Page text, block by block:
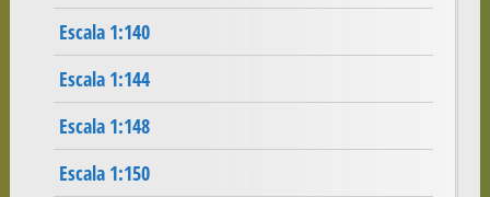
Escala 1:140
Escala 1:144
Escala 1:148
Escala 1:150